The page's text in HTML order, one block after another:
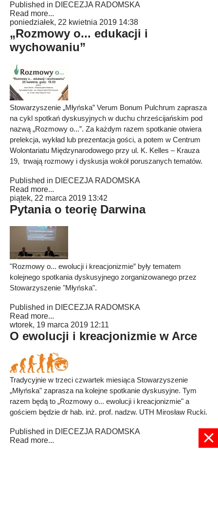
Published in DIECEZJA RADOMSKA
Read more...
poniedziałek, 22 kwietnia 2019 14:38
„Rozmowy o... edukacji i
wychowaniu”
Stowarzyszenie „Młyńska” Verum Bonum Pulchrum zaprasza
na cykl spotkań dyskusyjnych w duchu chrześcijańskim pod
nazwą „Rozmowy o...”. Za każdym razem spotkanie otwiera
prelekcja, wykład lub prezentacja gości, a potem w Centrum
Wolontariatu Międzynarodowego przy ul. K. Kelles – Krauza
19, trwają rozmowy i dyskusja wokół poruszanych tematów.
Published in DIECEZJA RADOMSKA
Read more...
piątek, 22 marca 2019 13:42
Pytania o teorię Darwina
"Rozmowy o... ewolucji i kreacjonizmie” były tematem
kolejnego spotkania dyskusyjnego zorganizowanego przez
Stowarzyszenie "Młyńska".
Published in DIECEZJA RADOMSKA
Read more...
wtorek, 19 marca 2019 12:11
O ewolucji i kreacjonizmie w Arce
Tradycyjnie w trzeci czwartek miesiąca Stowarzyszenie
„Młyńska" zaprasza na kolejne spotkanie dyskusyjne. Tym
razem będą to „Rozmowy o... ewolucji i kreacjonizmie" a
gościem będzie dr hab. inż. prof. nadzw. UTH Mirosław Rucki.
Published in DIECEZJA RADOMSKA
Read more...